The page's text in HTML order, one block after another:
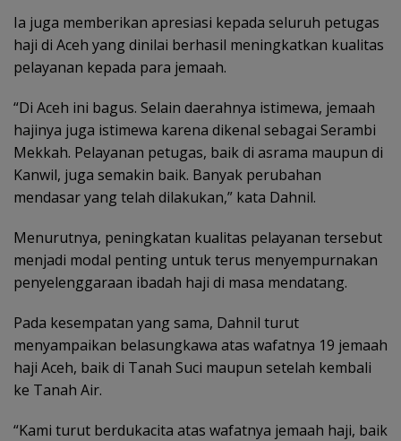
Ia juga memberikan apresiasi kepada seluruh petugas
haji di Aceh yang dinilai berhasil meningkatkan kualitas
pelayanan kepada para jemaah.
“Di Aceh ini bagus. Selain daerahnya istimewa, jemaah
hajinya juga istimewa karena dikenal sebagai Serambi
Mekkah. Pelayanan petugas, baik di asrama maupun di
Kanwil, juga semakin baik. Banyak perubahan
mendasar yang telah dilakukan,” kata Dahnil.
Menurutnya, peningkatan kualitas pelayanan tersebut
menjadi modal penting untuk terus menyempurnakan
penyelenggaraan ibadah haji di masa mendatang.
Pada kesempatan yang sama, Dahnil turut
menyampaikan belasungkawa atas wafatnya 19 jemaah
haji Aceh, baik di Tanah Suci maupun setelah kembali
ke Tanah Air.
“Kami turut berdukacita atas wafatnya jemaah haji, baik